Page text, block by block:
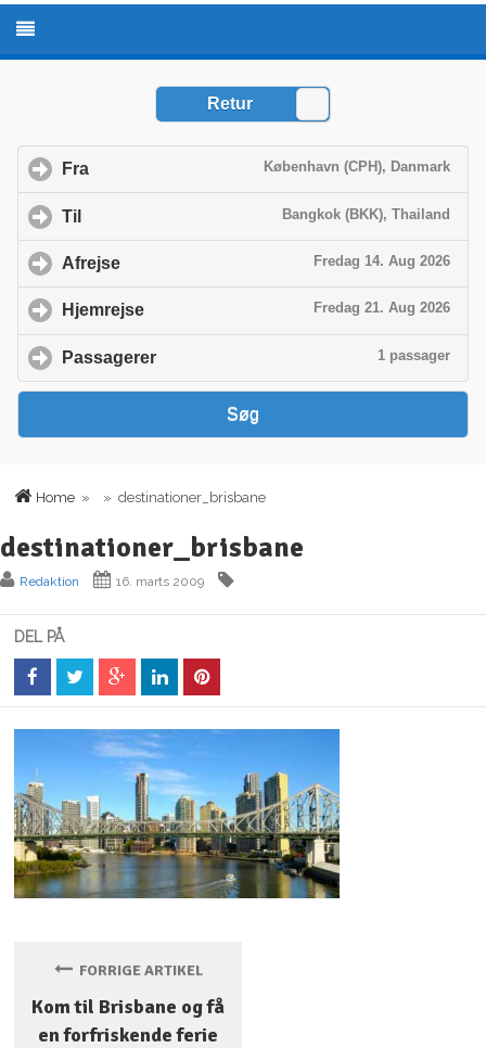
Home » » destinationer_brisbane
destinationer_brisbane
Redaktion 16. marts 2009
DEL PÅ
FORRIGE ARTIKEL
Kom til Brisbane og få
en forfriskende ferie